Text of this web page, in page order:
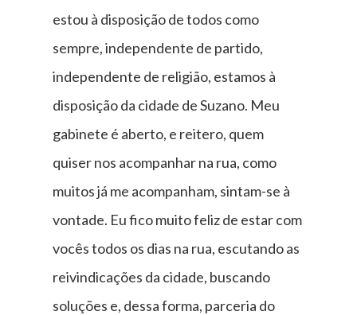
estou à disposição de todos como
sempre, independente de partido,
independente de religião, estamos à
disposição da cidade de Suzano. Meu
gabinete é aberto, e reitero, quem
quiser nos acompanhar na rua, como
muitos já me acompanham, sintam-se à
vontade. Eu fico muito feliz de estar com
vocês todos os dias na rua, escutando as
reivindicações da cidade, buscando
soluções e, dessa forma, parceria do